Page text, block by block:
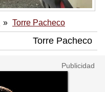
Torre Pacheco
Torre Pacheco